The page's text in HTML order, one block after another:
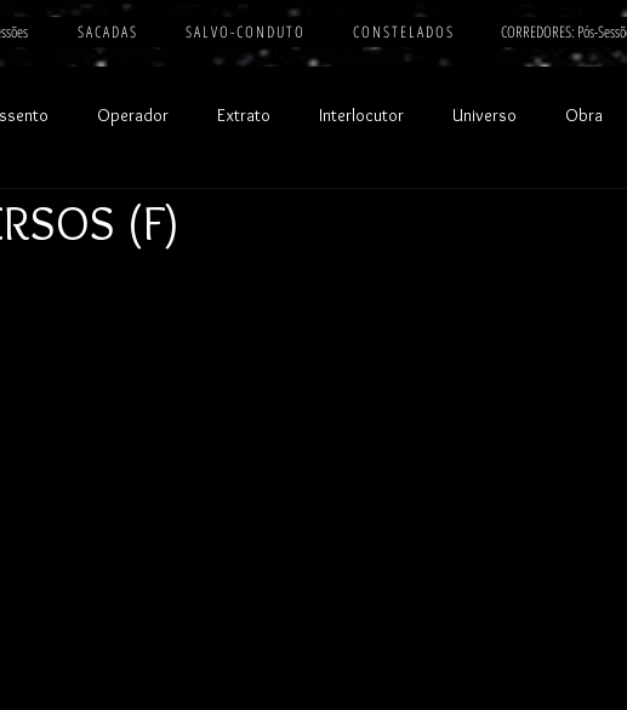
S A C A D A S S A L V O - C O N D U T O C O N S T E L A D O S CORREDORES: Pós-
Operador Extrato Interlocutor Universo Obra
(F)